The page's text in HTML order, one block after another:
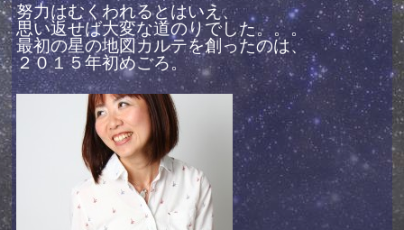
努力はむくわれるとはいえ、
思い返せば大変な道のりでした。。。
最初の星の地図カルテを創ったのは、
２０１５年初めごろ。